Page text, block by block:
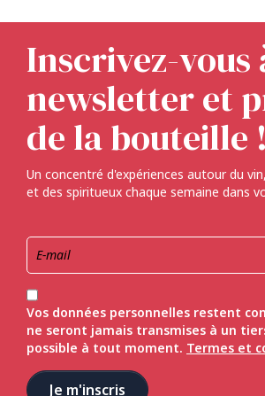
Inscrivez-vous
newsletter et
de la bouteille !
Un concentré d'expériences autour du
et des spiritueux chaque semaine dans
Vos données personnelles restent
ne seront jamais transmises à un
possible à tout moment. Termes et